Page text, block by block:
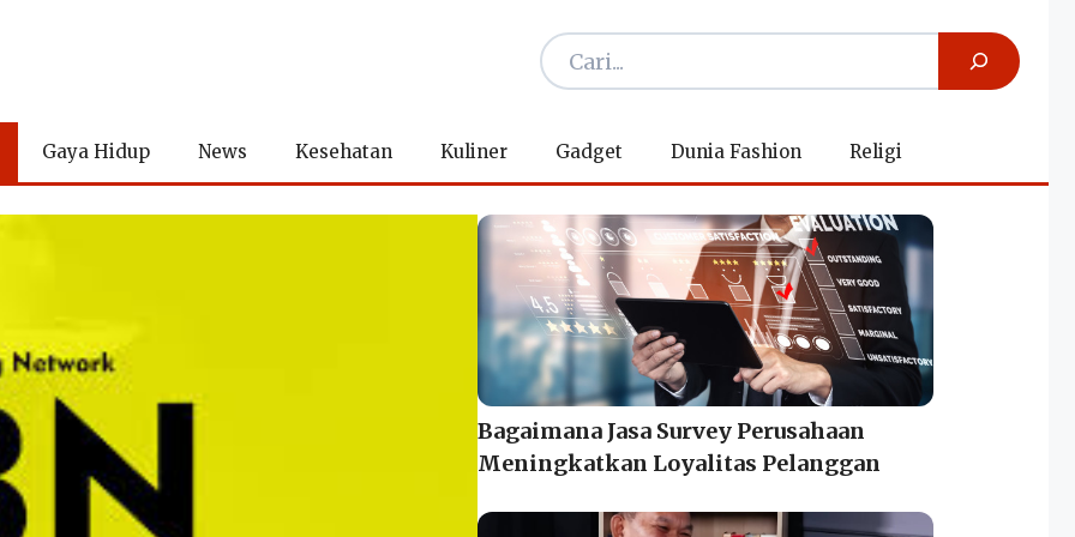
Gaya Hidup News Kesehatan Kuliner Gadget Dunia Fashion Religi
Bagaimana Jasa Survey Perusahaan
Meningkatkan Loyalitas Pelanggan